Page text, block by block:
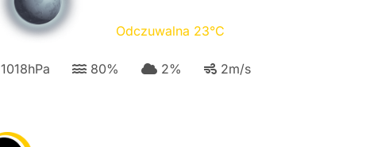
Odczuwalna 23°C
1018hPa 80% 2% 2m/s